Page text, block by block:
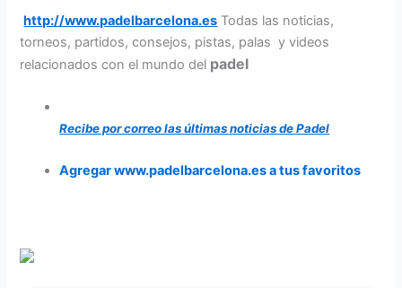
http://www.padelbarcelona.es Todas las noticias,
torneos, partidos, consejos, pistas, palas y videos
relacionados con el mundo del padel
Recibe por correo las últimas noticias de Padel
Agregar www.padelbarcelona.es a tus favoritos